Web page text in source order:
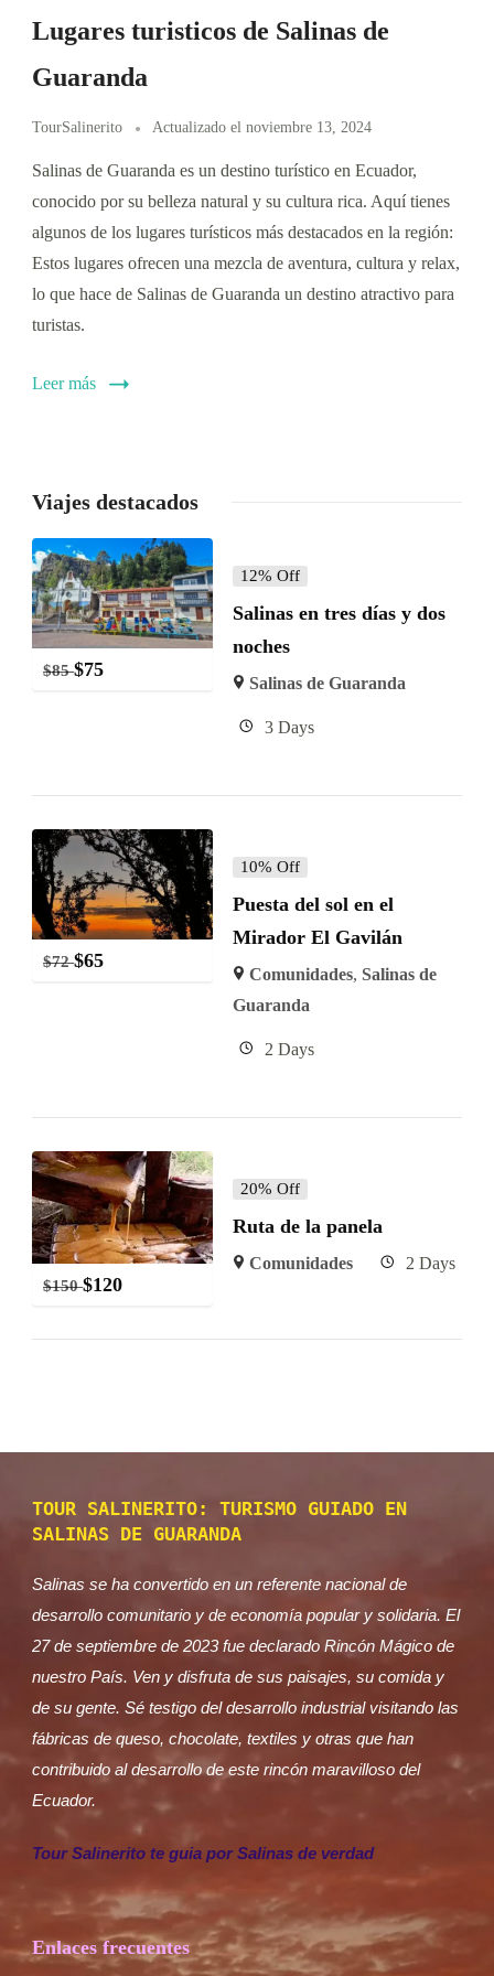
Lugares turisticos de Salinas de
Guaranda
TourSalinerito Actualizado el noviembre 13, 2024
Salinas de Guaranda es un destino turístico en Ecuador,
conocido por su belleza natural y su cultura rica. Aquí tienes
algunos de los lugares turísticos más destacados en la región:
Estos lugares ofrecen una mezcla de aventura, cultura y relax,
lo que hace de Salinas de Guaranda un destino atractivo para
turistas.
Leer más
Viajes destacados
$85 $75
12% Off
Salinas en tres días y dos
noches
Salinas de Guaranda
3 Days
$72 $65
10% Off
Puesta del sol en el
Mirador El Gavilán
Comunidades, Salinas de
Guaranda
2 Days
$150 $120
20% Off
Ruta de la panela
Comunidades 2 Days
TOUR SALINERITO: TURISMO GUIADO EN
SALINAS DE GUARANDA
Salinas se ha convertido en un referente nacional de
desarrollo comunitario y de economía popular y solidaria. El
27 de septiembre de 2023 fue declarado Rincón Mágico de
nuestro País. Ven y disfruta de sus paisajes, su comida y
de su gente. Sé testigo del desarrollo industrial visitando las
fábricas de queso, chocolate, textiles y otras que han
contribuido al desarrollo de este rincón maravilloso del
Ecuador.
Tour Salinerito te guia por Salinas de verdad
Enlaces frecuentes